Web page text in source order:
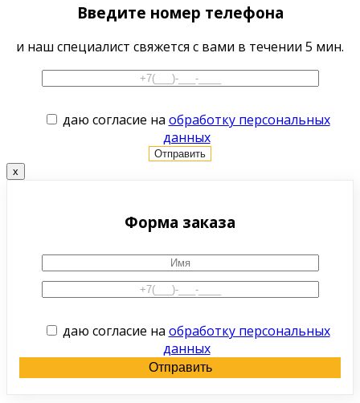
Введите номер телефона
и наш специалист свяжется с вами в течении 5 мин.
даю согласие на обработку персональных
данных
x
Форма заказа
даю согласие на обработку персональных
данных